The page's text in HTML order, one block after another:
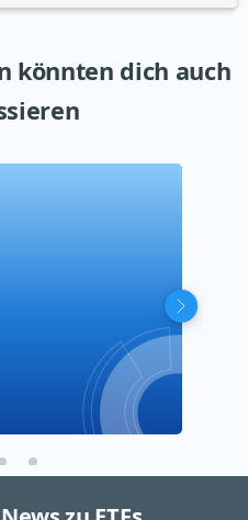
könnten dich auch